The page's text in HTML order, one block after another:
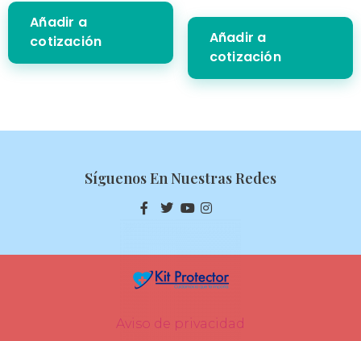
Añadir a
cotización
Añadir a
cotización
Síguenos En Nuestras Redes
Aviso de privacidad